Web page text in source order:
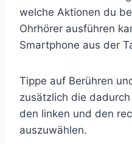
welche Aktionen du
Ohrhörer ausführen
Smartphone aus der
Tippe auf Berühren
zusätzlich die
den linken und den
auszuwählen.